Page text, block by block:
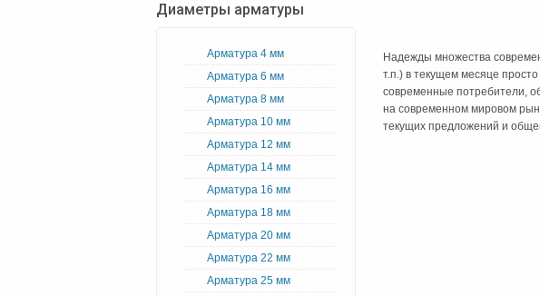
Диаметры арматуры
Арматура 4 мм
Арматура 6 мм
Арматура 8 мм
Арматура 10 мм
Арматура 12 мм
Арматура 14 мм
Арматура 16 мм
Арматура 18 мм
Арматура 20 мм
Арматура 22 мм
Арматура 25 мм
Надежды множества
т.п.) в текущем месяце
современные потребители,
на современном мировом
текущих предложений и